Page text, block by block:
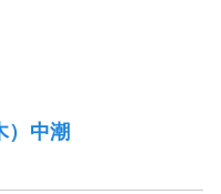
）中潮